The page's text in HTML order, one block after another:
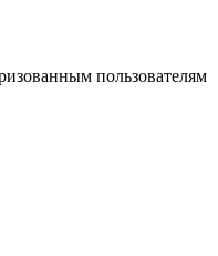
пользователям